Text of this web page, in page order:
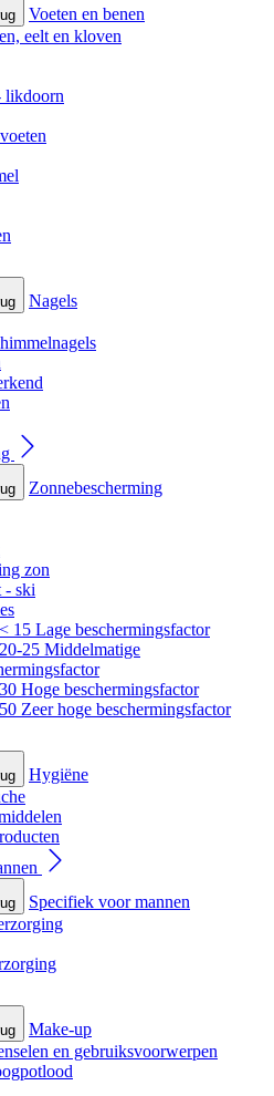
Voeten en benen
eelt en kloven
likdoorn
Nagels
Zonnebescherming
zon
- ski
15 Lage beschermingsfactor
25 Middelmatige
Hoge beschermingsfactor
Zeer hoge beschermingsfactor
Hygiëne
Specifiek voor mannen
Make-up
en gebruiksvoorwerpen